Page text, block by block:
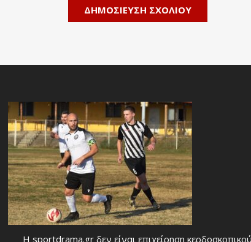
Η sportdrama.gr δεν είναι επιχείρηση κερδοσκοπικού